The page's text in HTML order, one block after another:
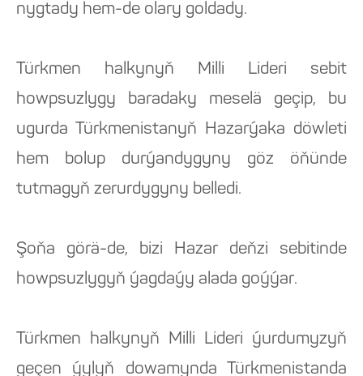
nygtady hem-de olary goldady.
Türkmen halkynyň Milli Lideri sebit
howpsuzlygy baradaky meselä geçip, bu
ugurda Türkmenistanyň Hazarýaka döwleti
hem bolup durýandygyny göz öňünde
tutmagyň zerurdygyny belledi.
Şoňa görä-de, bizi Hazar deňzi sebitinde
howpsuzlygyň ýagdaýy alada goýýar.
Türkmen halkynyň Milli Lideri ýurdumyzyň
geçen ýylyň dowamynda Türkmenistanda